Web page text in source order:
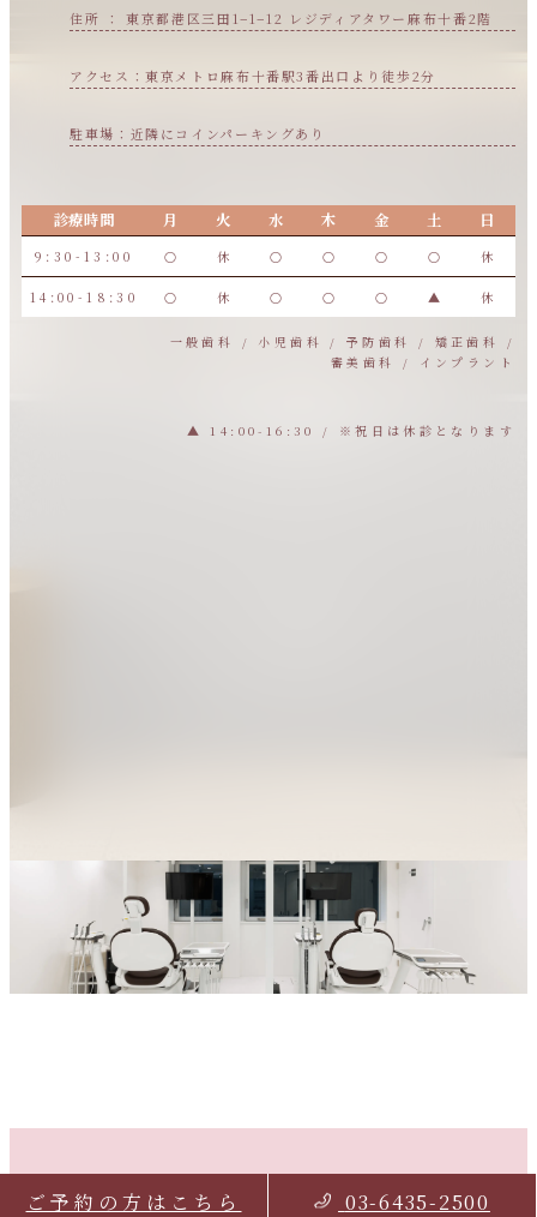
住所 ： 東京都港区三田1−1−12 レジディアタワー麻布十番2階
アクセス：東京メトロ麻布十番駅3番出口より徒歩2分
駐車場：近隣にコインパーキングあり
診療時間 月 火 水 木 金 土 日
9:30-13:00 ○ 休 ○ ○ ○ ○ 休
14:00-18:30 ○ 休 ○ ○ ○ ▲ 休
一般歯科 / 小児歯科 / 予防歯科 / 矯正歯科 /
審美歯科 / インプラント
▲ 14:00-16:30 / ※祝日は休診となります
03-6435-2500
ご予約の方はこちら 03-6435-2500